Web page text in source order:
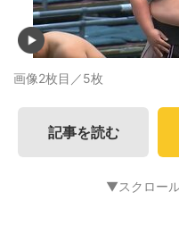
画像2枚目／5枚
記事を読む
▼スクロー